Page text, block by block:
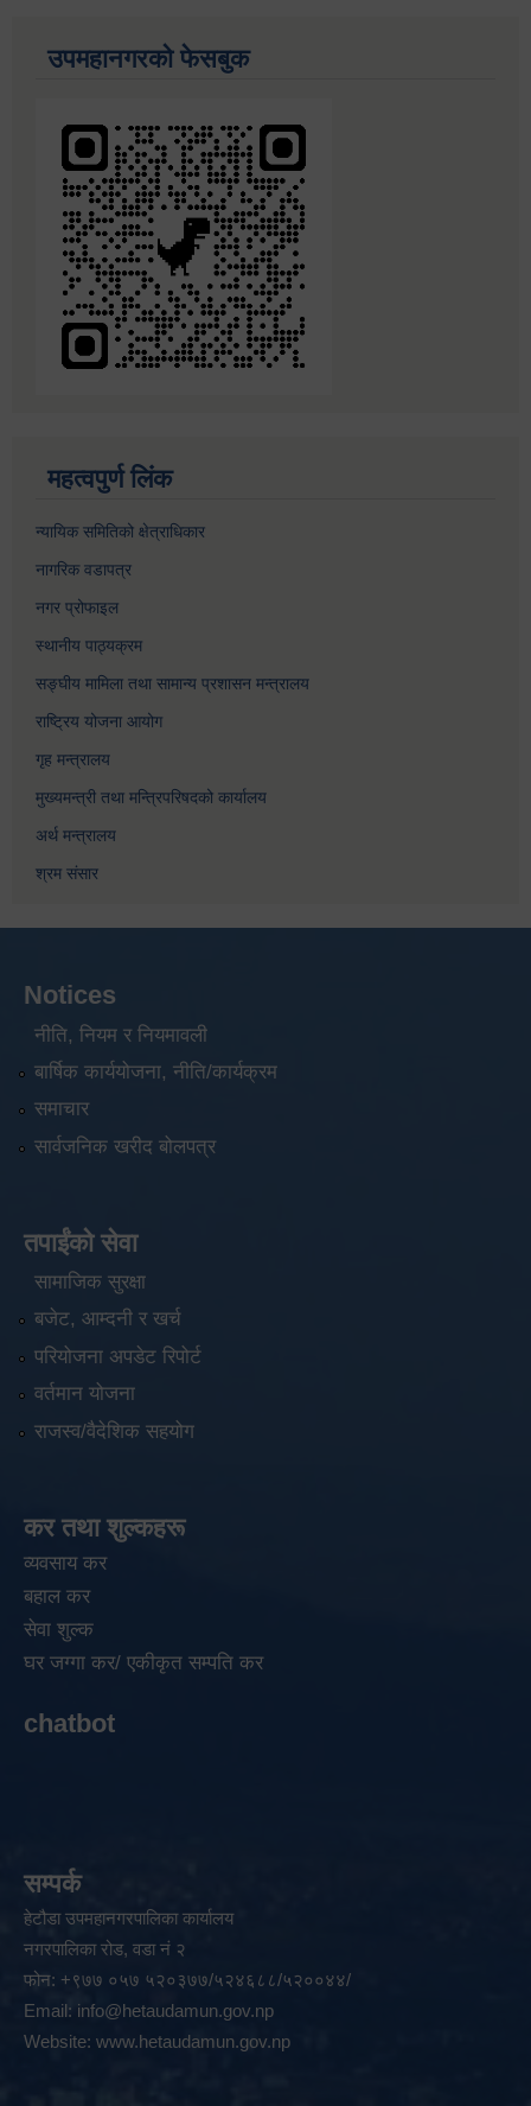
उपमहानगरको फेसबुक
महत्वपुर्ण लिंक
न्यायिक समितिको क्षेत्राधिकार
नागरिक वडापत्र
नगर प्रोफाइल
स्थानीय पाठ्यक्रम
सङ्घीय मामिला तथा सामान्य प्रशासन मन्त्रालय
राष्ट्रिय योजना आयोग
गृह मन्त्रालय
मुख्यमन्त्री तथा मन्त्रिपरिषदको कार्यालय
अर्थ मन्त्रालय
श्रम संसार
Notices
नीति, नियम र नियमावली
बार्षिक कार्ययोजना, नीति/कार्यक्रम
समाचार
सार्वजनिक खरीद बोलपत्र
तपाईंको सेवा
सामाजिक सुरक्षा
बजेट, आम्दनी र खर्च
परियोजना अपडेट रिपोर्ट
वर्तमान योजना
राजस्व/वैदेशिक सहयोग
कर तथा शुल्कहरू
व्यवसाय कर
बहाल कर
सेवा शुल्क
घर जग्गा कर/ एकीकृत सम्पति कर
chatbot
सम्पर्क
हेटौडा उपमहानगरपालिका कार्यालय
नगरपालिका रोड, वडा नं २
फोन: +९७७ ०५७ ५२०३७७/५२४६८८/५२००४४/
Email: info@hetaudamun.gov.np
Website: www.hetaudamun.gov.np